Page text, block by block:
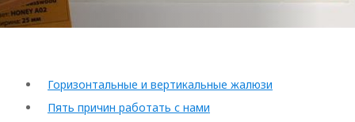
Горизонтальные и вертикальные жалюзи
Пять причин работать с нами